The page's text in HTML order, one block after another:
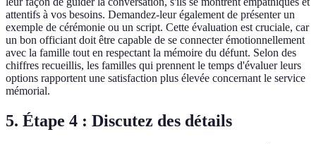
attentifs à vos besoins. Demandez-leur également de présenter un
exemple de cérémonie ou un script. Cette évaluation est cruciale, car
un bon officiant doit être capable de se connecter émotionnellement
avec la famille tout en respectant la mémoire du défunt. Selon des
chiffres recueillis, les familles qui prennent le temps d'évaluer leurs
options rapportent une satisfaction plus élevée concernant le service
mémorial.
5. Étape 4 : Discutez des détails